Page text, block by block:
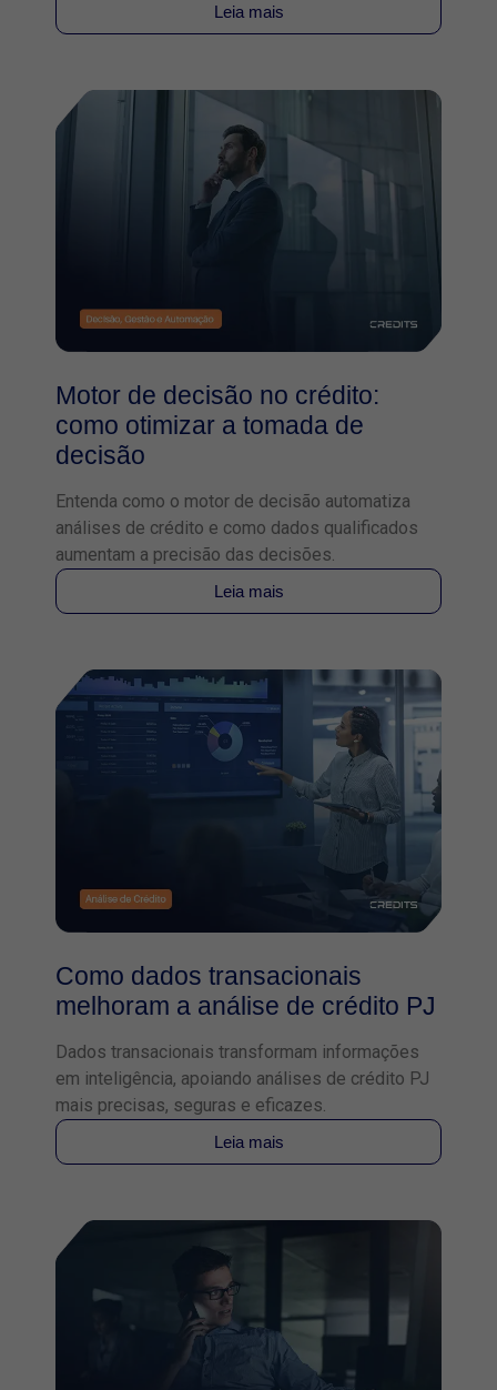
Leia mais
Motor de decisão no crédito:
como otimizar a tomada de
decisão
Entenda como o motor de decisão automatiza
análises de crédito e como dados qualificados
aumentam a precisão das decisões.
Leia mais
Como dados transacionais
melhoram a análise de crédito PJ
Dados transacionais transformam informações
em inteligência, apoiando análises de crédito PJ
mais precisas, seguras e eficazes.
Leia mais